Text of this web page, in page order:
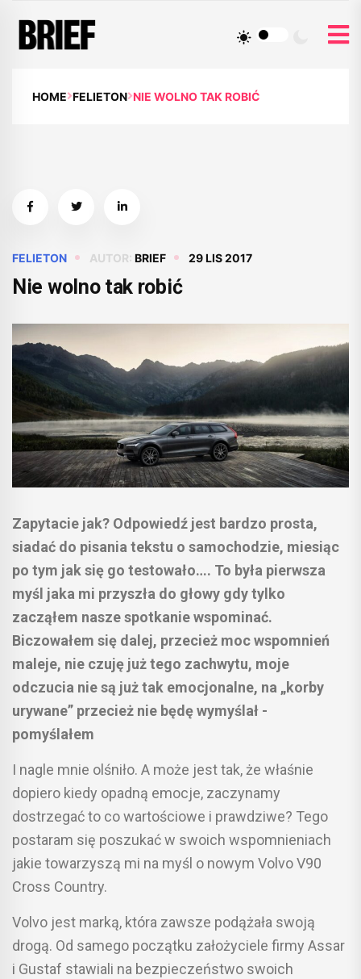
HOME FELIETON NIE WOLNO TAK ROBIĆ
FELIETON AUTOR: BRIEF 29 LIS 2017
Nie wolno tak robić
Zapytacie jak? Odpowiedź jest bardzo prosta,
siadać do pisania tekstu o samochodzie, miesiąc
po tym jak się go testowało…. To była pierwsza
myśl jaka mi przyszła do głowy gdy tylko
zacząłem nasze spotkanie wspominać.
Biczowałem się dalej, przecież moc wspomnień
maleje, nie czuję już tego zachwytu, moje
odczucia nie są już tak emocjonalne, na „korby
urywane” przecież nie będę wymyślał -
pomyślałem
I nagle mnie olśniło. A może jest tak, że właśnie
dopiero kiedy opadną emocje, zaczynamy
dostrzegać to co wartościowe i prawdziwe? Tego
postaram się poszukać w swoich wspomnieniach
jakie towarzyszą mi na myśl o nowym Volvo V90
Cross Country.
Volvo jest marką, która zawsze podążała swoją
drogą. Od samego początku założyciele firmy Assar
i Gustaf stawiali na bezpieczeństwo swoich